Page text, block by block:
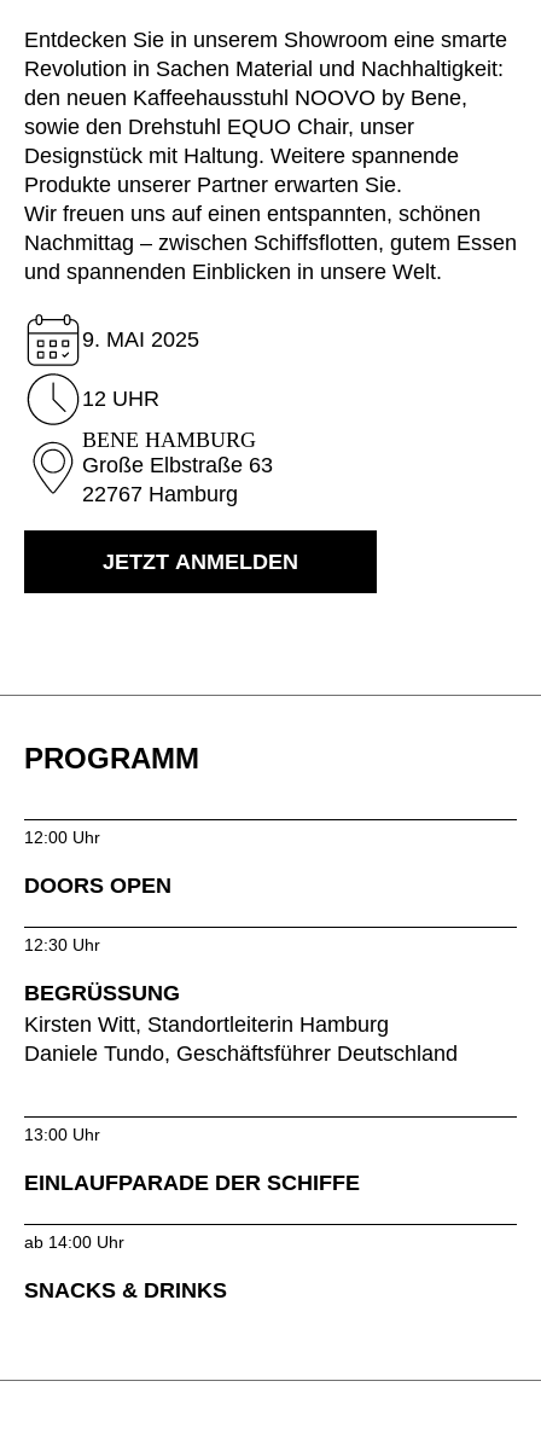
Hongkong(HK)
Indien(IN)
Indonesien(ID)
Iran (IR)
Irland(IE)
Israel(IL)
Italien(IT)
Japan
Jordanien
Kanada
Kasachstan
Kenia
Kroatien(HR)
Kuwait(KW)
Lettland(LV)
Liechtenstein(LI)
Litauen
Neuseeland
Nigeria
Nordirland (UK)
Oman
Philippinen(PH)
Polen(PL)
Portugal(PT)
Rest der Welt
Russland
Saudi-Arabien
Schweiz(CH)
Entdecken Sie in unserem Showroom eine smarte
Revolution in Sachen Material und Nachhaltigkeit:
den neuen Kaffeehausstuhl NOOVO by Bene,
sowie den Drehstuhl EQUO Chair, unser
Designstück mit Haltung. Weitere spannende
Produkte unserer Partner erwarten Sie.
Wir freuen uns auf einen entspannten, schönen
Nachmittag – zwischen Schiffsflotten, gutem Essen
und spannenden Einblicken in unsere Welt.
9. MAI 2025
12 UHR
BENE HAMBURG
Große Elbstraße 63
22767 Hamburg
JETZT ANMELDEN
PROGRAMM
12:00 Uhr
DOORS OPEN
12:30 Uhr
BEGRÜSSUNG
Kirsten Witt, Standortleiterin Hamburg
Daniele Tundo, Geschäftsführer Deutschland
13:00 Uhr
EINLAUFPARADE DER SCHIFFE
ab 14:00 Uhr
SNACKS & DRINKS